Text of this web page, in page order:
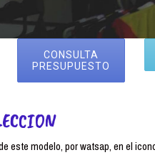
CONSULTA
PRESUPUESTO
este modelo, por watsap, en el